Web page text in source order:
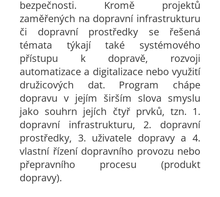
bezpečnosti. Kromě projektů
zaměřených na dopravní infrastrukturu
či dopravní prostředky se řešená
témata týkají také systémového
přístupu k dopravě, rozvoji
automatizace a digitalizace nebo využití
družicových dat. Program chápe
dopravu v jejím širším slova smyslu
jako souhrn jejích čtyř prvků, tzn. 1.
dopravní infrastrukturu, 2. dopravní
prostředky, 3. uživatele dopravy a 4.
vlastní řízení dopravního provozu nebo
přepravního procesu (produkt
dopravy).